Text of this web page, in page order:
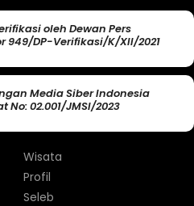
oleh Dewan Pers
949/DP-Verifikasi/K/XII/2021
Media Siber Indonesia
No: 02.001/JMSI/2023
Wisata
Profil
Seleb